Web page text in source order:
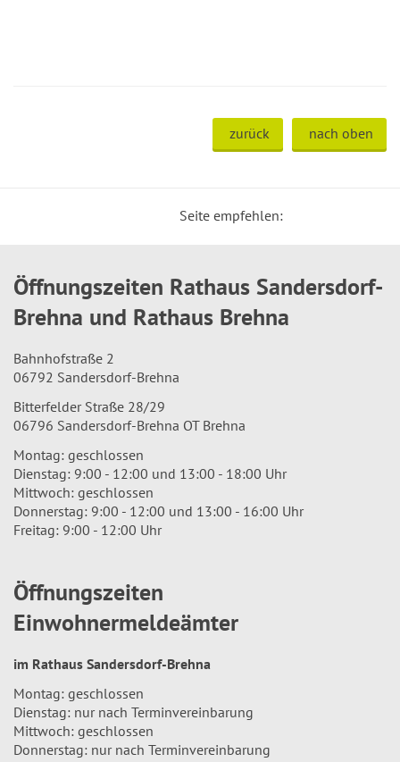
zurück nach oben
Seite empfehlen:
Öffnungszeiten Rathaus Sandersdorf-
Brehna und Rathaus Brehna
Bahnhofstraße 2
06792 Sandersdorf-Brehna
Bitterfelder Straße 28/29
06796 Sandersdorf-Brehna OT Brehna
Montag: geschlossen
Dienstag: 9:00 - 12:00 und 13:00 - 18:00 Uhr
Mittwoch: geschlossen
Donnerstag: 9:00 - 12:00 und 13:00 - 16:00 Uhr
Freitag: 9:00 - 12:00 Uhr
Öffnungszeiten
Einwohnermeldeämter
im Rathaus Sandersdorf-Brehna
Montag: geschlossen
Dienstag: nur nach Terminvereinbarung
Mittwoch: geschlossen
Donnerstag: nur nach Terminvereinbarung